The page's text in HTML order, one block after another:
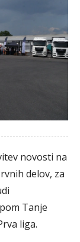
novosti na
delov, za
Tanje
liga.